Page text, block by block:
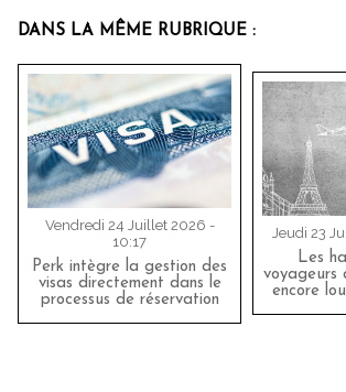
DANS LA MÊME RUBRIQUE :
Vendredi 24 Juillet 2026 -
10:17
Perk intègre la gestion des
visas directement dans le
processus de réservation
Jeudi 23
Les
voyageurs
encore